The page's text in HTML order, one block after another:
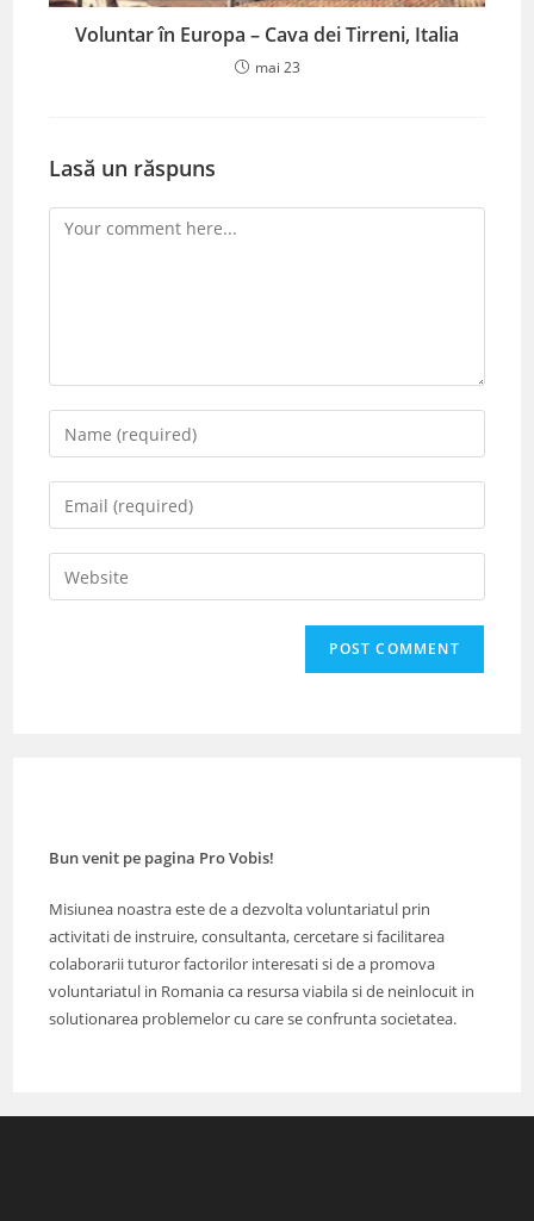
Voluntar în Europa – Cava dei Tirreni, Italia
mai 23
Lasă un răspuns
Comment
Enter
your
name
comment
Enter
your
email
address
Enter
your
Bun venit pe pagina Pro Vobis!
Misiunea noastra este de a dezvolta voluntariatul prin
activitati de instruire, consultanta, cercetare si facilitarea
colaborarii tuturor factorilor interesati si de a promova
voluntariatul in Romania ca resursa viabila si de neinlocuit in
solutionarea problemelor cu care se confrunta societatea.